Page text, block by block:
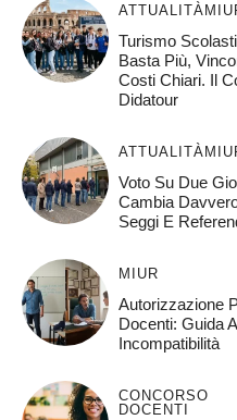
ATTUALITÀ
Turismo
Basta Più,
Costi Chiari. Il
Didatour
ATTUALITÀ
Voto Su Due
Cambia
Seggi E
MIUR
Autorizzazione
Docenti: Guida
Incompatibilità
CONCORSO
DOCENTI